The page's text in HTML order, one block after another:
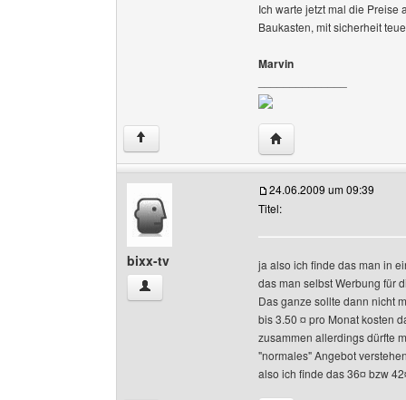
Ich warte jetzt mal die Preise
Baukasten, mit sicherheit
Marvin
↑ Website dieses
bixx-tv
bixx-tv Benutzer-Profile anzeigen
24.06.2009 um 09:39
Titel:
ja also ich finde das man in
das man selbst Werbung für
Das ganze sollte dann nicht
bis 3.50 ¤ pro Monat kosten
zusammen allerdings dürfte
"normales" Angebot
also ich finde das 36¤ bzw